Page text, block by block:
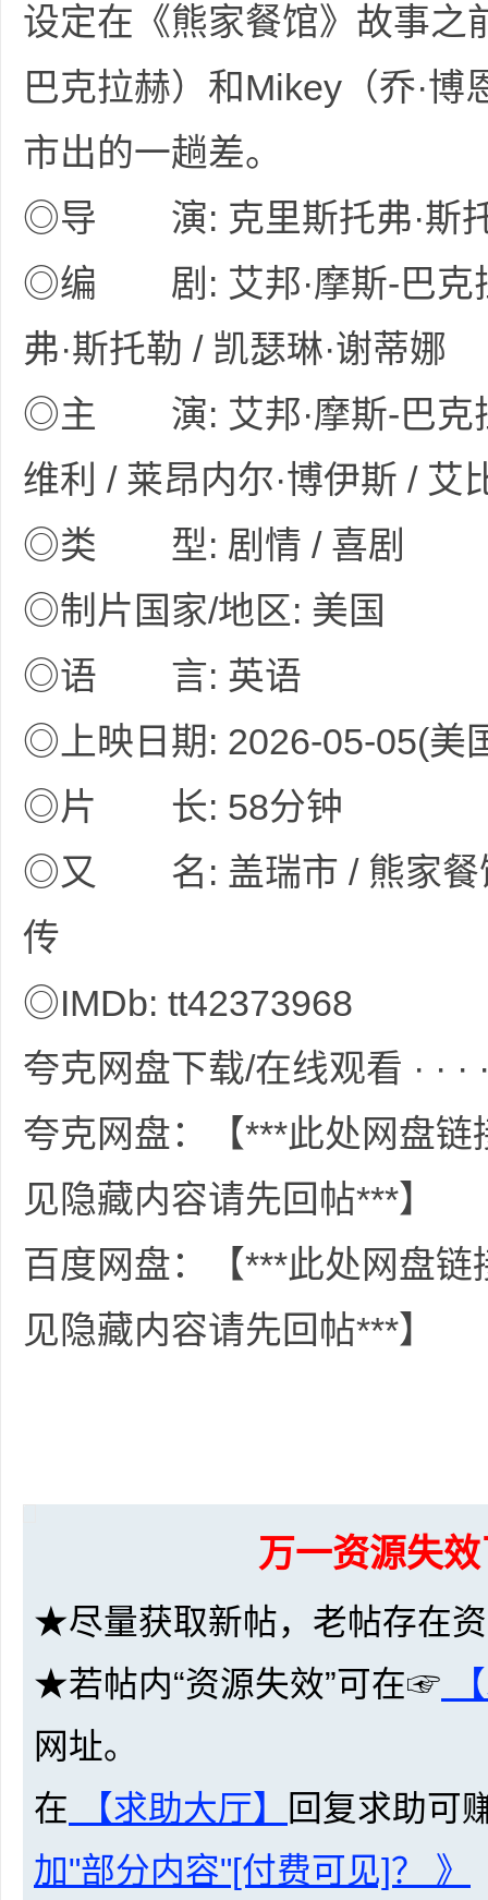
设定在《熊家餐馆》故事之
巴克拉赫）和Mikey（乔·
市出的一趟差。
◎导 演: 克里斯托弗·斯
◎编 剧: 艾邦·摩斯-巴克
弗·斯托勒 / 凯瑟琳·谢蒂娜
◎主 演: 艾邦·摩斯-巴克拉
维利 / 莱昂内尔·博伊斯 / 艾
◎类 型: 剧情 / 喜剧
◎制片国家/地区: 美国
◎语 言: 英语
◎上映日期: 2026-05-05(美
◎片 长: 58分钟
◎又 名: 盖瑞市 / 熊家餐
传
◎IMDb: tt42373968
夸克网盘下载/在线观看 · · · ·
夸克网盘：【***此处网盘
见隐藏内容请先回帖***】
百度网盘：【***此处网盘
见隐藏内容请先回帖***】
万一资源失
★尽量获取新帖，老帖存在
★若帖内“资源失效”可在☞
网址。
在 【求助大厅】
回复求助可
加"部分内容"[付费可见]？ 》